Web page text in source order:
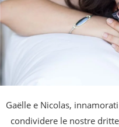
Gaëlle e Nicolas,
condividere le nostre